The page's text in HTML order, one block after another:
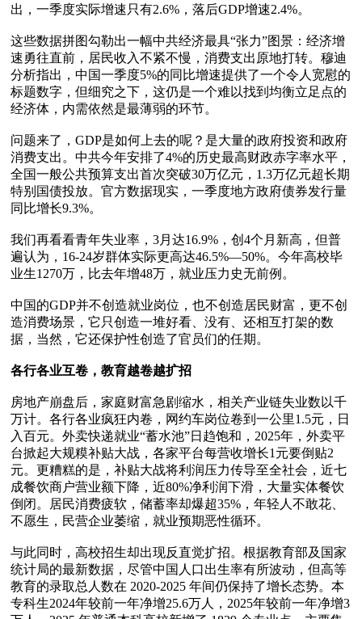
出，一季度实际增速只有2.6%，落后GDP增速2.4%。
这些数据拼图勾勒出一幅中共经济最具“张力”图景：经济增
速勇往直前，居民收入不紧不慢，消费支出原地打转。穆迪
分析指出，中国一季度5%的同比增速提供了一个令人宽慰的
标题数字，但细究之下，这仍是一个难以找到均衡立足点的
经济体，内需依然是最薄弱的环节。
问题来了，GDP是如何上去的呢？是大量的政府投资和政府
消费支出。中共今年安排了4%的历史最高财政赤字率水平，
全国一般公共预算支出首次突破30万亿元，1.3万亿元超长期
特别国债投放。官方数据现实，一季度地方政府债券发行量
同比增长9.3%。
我们再看看青年失业率，3月达16.9%，创4个月新高，但普
遍认为，16-24岁群体实际更高达46.5%—50%。今年高校毕
业生1270万，比去年增48万，就业压力史无前例。
中国的GDP并不创造就业岗位，也不创造居民财富，更不创
造消费场景，它只创造一堆好看、没有、还相互打架的数
据，当然，它还保护性创造了官员们的任期。
各行各业互卷，教育越卷越扩招
房地产崩盘后，家庭财富急剧缩水，相关产业链失业数以千
万计。各行各业疯狂内卷，网约车岗位卷到一公里1.5元，日
入百元。外卖快递就业“蓄水池”日趋饱和，2025年，外卖平
台掀起大规糢补贴大战，各家平台每营收增长1元要倒贴2
元。更糟糕的是，补贴大战将利润压力传导至全社会，近七
成餐饮商户营业额下降，近80%净利润下滑，大量实体餐饮
倒闭。居民消费疲软，储蓄率却爆超35%，年轻人不敢花、
不愿生，民营企业萎缩，就业预期恶性循环。
与此同时，高校招生却出现反直觉扩招。根据教育部及国家
统计局的最新数据，尽管中国人口出生率有所波动，但高等
教育的录取总人数在 2020-2025 年间仍保持了增长态势。本
专科生2024年较前一年净增25.6万人，2025年较前一年净增3